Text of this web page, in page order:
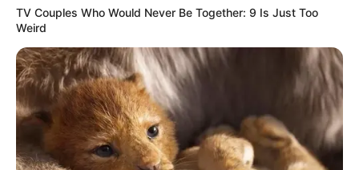
TV Couples Who Would Never Be Together: 9 Is Just Too
Weird